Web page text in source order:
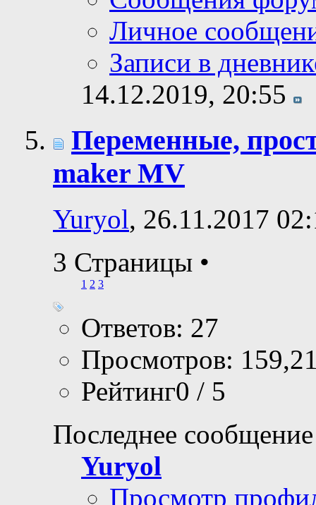
Личное
Записи в
14.12.2019, 20:55
Переменные,
maker MV
Yuryol, 26.11.2017
3 Страницы •
1 2 3
Ответов: 27
Просмотров:
Рейтинг0 / 5
Последнее
Yuryol
Просмотр